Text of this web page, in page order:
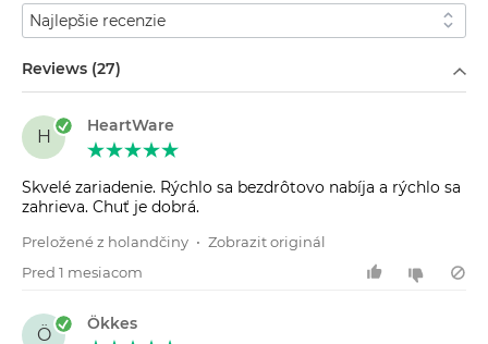
Zoradiť podľa
Reviews (27)
H
HeartWare
Skvelé zariadenie. Rýchlo sa bezdrôtovo nabíja a rýchlo sa
zahrieva. Chuť je dobrá.
Preložené z holandčiny • Zobrazit originál
Pred 1 mesiacom
Ö
Ökkes